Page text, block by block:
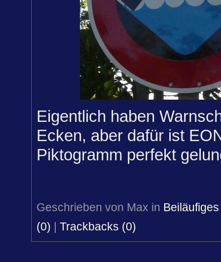
Eigentlich haben
Ecken, aber dafür ist
Piktogramm perfekt
Geschrieben von Max in Beiläufiges
(0) | Trackbacks (0)